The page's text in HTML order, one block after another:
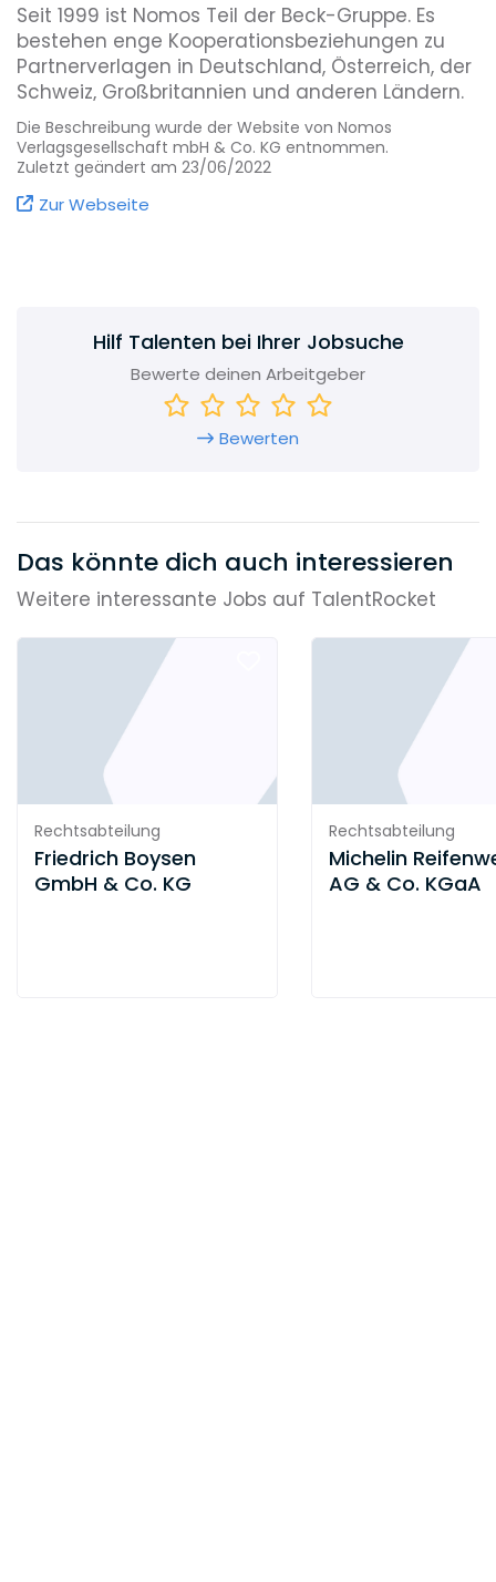
Seit 1999 ist Nomos Teil der Beck-Gruppe. Es
bestehen enge Kooperationsbeziehungen zu
Partnerverlagen in Deutschland, Österreich, der
Schweiz, Großbritannien und anderen Ländern.
Geschäftsführer sind Dr. Alfred Hoffmann und
Thomas Gottlöber.
Praktikerliteratur etabliert. Gleichermaßen steht
der Verlag für ein herausragendes
Wissenschaftsprogramm im Bereich der
Rechts-, Sozial- und Geisteswissenschaften.
Die Beschreibung wurde der Website von Nomos
Verlagsgesellschaft mbH & Co. KG entnommen.
Zuletzt geändert am 23/06/2022
Zur Webseite
Hilf Talenten bei Ihrer Jobsuche
Bewerte deinen Arbeitgeber
Bewerten
Das könnte dich auch interessieren
Weitere interessante Jobs auf TalentRocket
Rechtsabteilung
Friedrich Boysen
GmbH & Co. KG
Rechtsabteilung
Michelin
AG & Co. KGaA